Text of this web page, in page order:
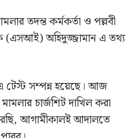
তদন্ত কর্মকর্তা ও পল্লবী
(এসআই) অহিদুজ্জামান এ তথ্য
টেস্ট সম্পন্ন হয়েছে। আজ
চার্জশিট দাখিল করা
আগামীকালই আদালতে